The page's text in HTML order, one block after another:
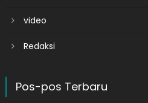
video
Redaksi
Pos-pos Terbaru